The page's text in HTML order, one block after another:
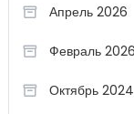
Апрель 2026
Февраль 2026
Октябрь 2024